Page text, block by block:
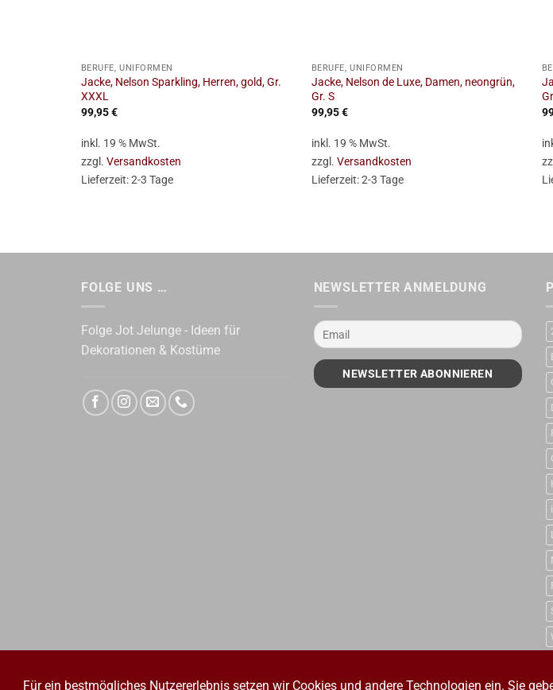
BERUFE, UNIFORMEN
Jacke, Nelson Sparkling, Herren, gold, Gr.
XXXL
99,95€
inkl. 19 % MwSt.
zzgl. Versandkosten
Lieferzeit:2-3 Tage
BERUFE, UNIFORMEN
Jacke, Nelson de Luxe, Damen, neongrün,
Gr. S
99,95€
inkl. 19 % MwSt.
zzgl. Versandkosten
Lieferzeit:2-3 Tage
FOLGE UNS …
Folge Jot Jelunge - Ideen für
Dekorationen & Kostüme
NEWSLETTER ANMELDUNG
Für ein bestmögliches Nutzererlebnis setzen wir Cookies und andere Technologien ein. Sie